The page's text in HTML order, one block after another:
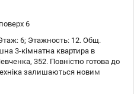
6
6; Этажность: 12. Общ.
3-кімнатна квартира в
352. Повністю готова до
залишаються новим